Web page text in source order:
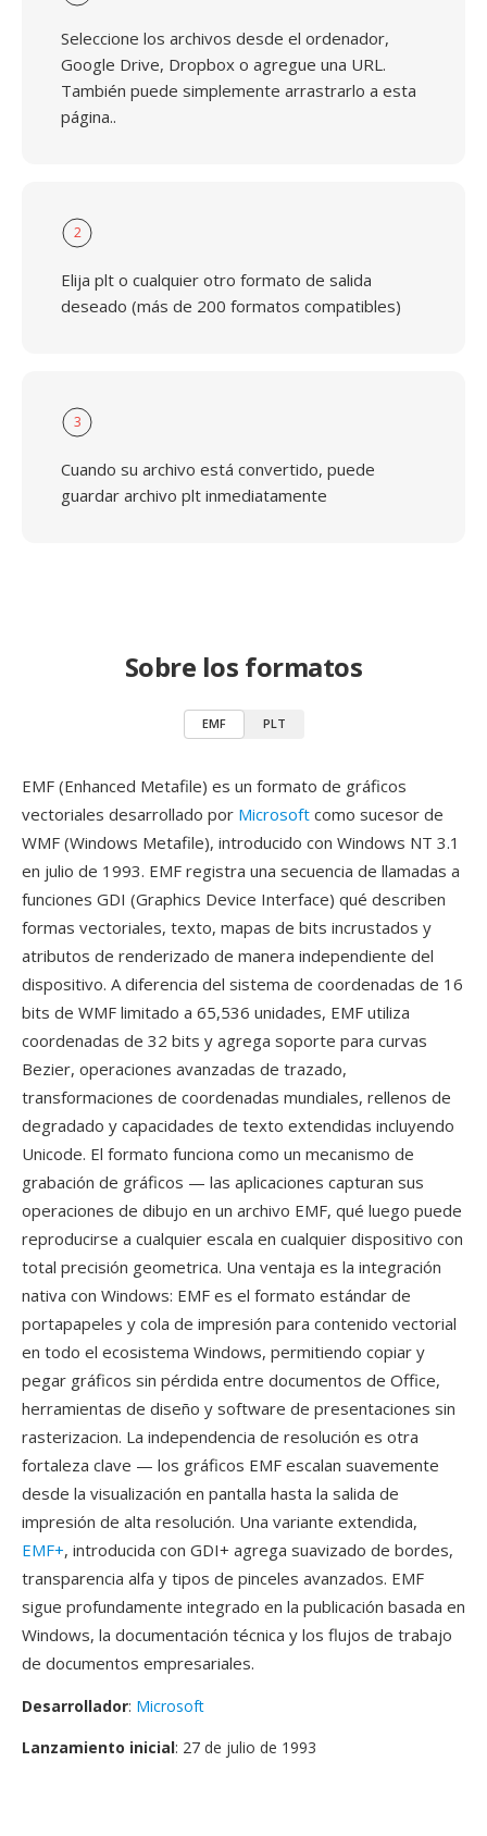
Seleccione los archivos desde el ordenador,
Google Drive, Dropbox o agregue una URL.
También puede simplemente arrastrarlo a esta
página..
2
Elija plt o cualquier otro formato de salida
deseado (más de 200 formatos compatibles)
3
Cuando su archivo está convertido, puede
guardar archivo plt inmediatamente
Sobre los formatos
EMF PLT
EMF (Enhanced Metafile) es un formato de gráficos
vectoriales desarrollado por Microsoft como sucesor de
WMF (Windows Metafile), introducido con Windows NT 3.1
en julio de 1993. EMF registra una secuencia de llamadas a
funciones GDI (Graphics Device Interface) qué describen
formas vectoriales, texto, mapas de bits incrustados y
atributos de renderizado de manera independiente del
dispositivo. A diferencia del sistema de coordenadas de 16
bits de WMF limitado a 65,536 unidades, EMF utiliza
coordenadas de 32 bits y agrega soporte para curvas
Bezier, operaciones avanzadas de trazado,
transformaciones de coordenadas mundiales, rellenos de
degradado y capacidades de texto extendidas incluyendo
Unicode. El formato funciona como un mecanismo de
grabación de gráficos — las aplicaciones capturan sus
operaciones de dibujo en un archivo EMF, qué luego puede
reproducirse a cualquier escala en cualquier dispositivo con
total precisión geometrica. Una ventaja es la integración
nativa con Windows: EMF es el formato estándar de
portapapeles y cola de impresión para contenido vectorial
en todo el ecosistema Windows, permitiendo copiar y
pegar gráficos sin pérdida entre documentos de Office,
herramientas de diseño y software de presentaciones sin
rasterizacion. La independencia de resolución es otra
fortaleza clave — los gráficos EMF escalan suavemente
desde la visualización en pantalla hasta la salida de
impresión de alta resolución. Una variante extendida,
EMF+, introducida con GDI+ agrega suavizado de bordes,
transparencia alfa y tipos de pinceles avanzados. EMF
sigue profundamente integrado en la publicación basada en
Windows, la documentación técnica y los flujos de trabajo
de documentos empresariales.
Desarrollador: Microsoft
Lanzamiento inicial: 27 de julio de 1993